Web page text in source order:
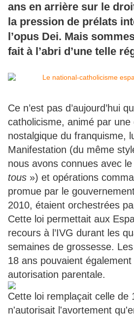
ans en arrière sur le
la pression de prélats
l’opus Dei. Mais
fait à l’abri d’une telle
Ce n’est pas d’aujourd’hui
catholicisme, animé par une
nostalgique du franquisme,
Manifestation (du même
nous avons connues avec
tous ») et opérations
promue par le
2010, étaient orchestrées
Cette loi permettait aux
recours à l’IVG durant les
semaines de grossesse.
18 ans pouvaient également
autorisation parentale.
Cette loi remplaçait celle de
n'autorisait l'avortement